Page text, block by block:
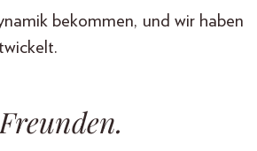
bekommen, und wir haben